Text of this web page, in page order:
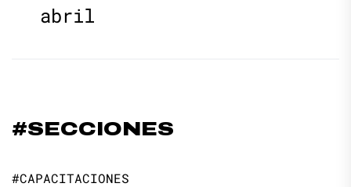
abril
#SECCIONES
#CAPACITACIONES